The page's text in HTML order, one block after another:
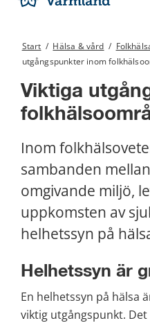
Start / Hälsa & vård /
utgångspunkter inom
Viktiga
Inom
sambanden
omgivande miljö,
uppkomsten av
helhetssyn på
Helhetssyn är
En helhetssyn på hälsa
viktig utgångspunkt.